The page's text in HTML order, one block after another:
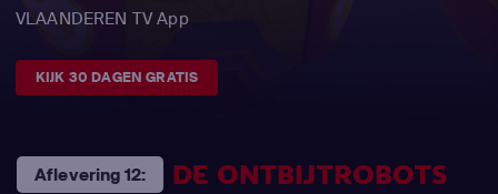
VLAANDEREN TV App
KIJK 30 DAGEN GRATIS
Aflevering 12: DE ONTBIJTROBOTS